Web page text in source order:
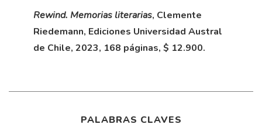
Rewind. Memorias literarias, Clemente
Riedemann, Ediciones Universidad Austral
de Chile, 2023, 168 páginas, $ 12.900.
PALABRAS CLAVES